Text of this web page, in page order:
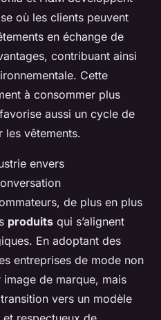
où les clients peuvent
en échange de
contribuant ainsi
Cette
à consommer plus
aussi un cycle de
les vêtements.
envers
de plus en plus
produits qui s’alignent
En adoptant des
entreprises de mode non
de marque, mais
vers un modèle